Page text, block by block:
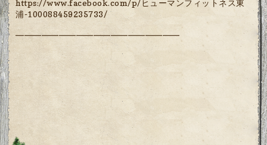
https://www.facebook.com/p/ヒューマンフィットネス東
浦-100088459235733/
━━━━━━━━━━━━━━━━━━━